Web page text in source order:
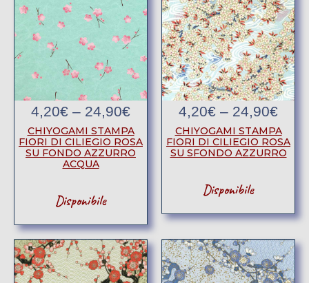
4,20€ – 24,90€
CHIYOGAMI STAMPA
FIORI DI CILIEGIO ROSA
SU FONDO AZZURRO
ACQUA
Disponibile
4,20€ – 24,90€
CHIYOGAMI STAMPA
FIORI DI CILIEGIO ROSA
SU SFONDO AZZURRO
Disponibile